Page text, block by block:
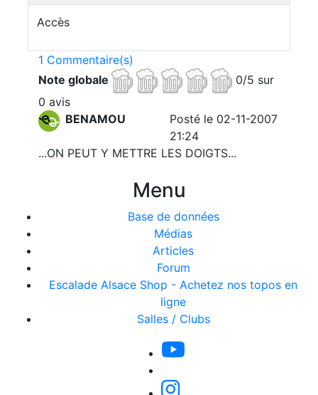
Accès
1 Commentaire(s)
Note globale
0/5 sur
0 avis
BENAMOU
Posté le 02-11-2007
21:24
...ON PEUT Y METTRE LES DOIGTS...
Menu
Base de données
Médias
Articles
Forum
Escalade Alsace Shop - Achetez nos topos en
ligne
Salles / Clubs